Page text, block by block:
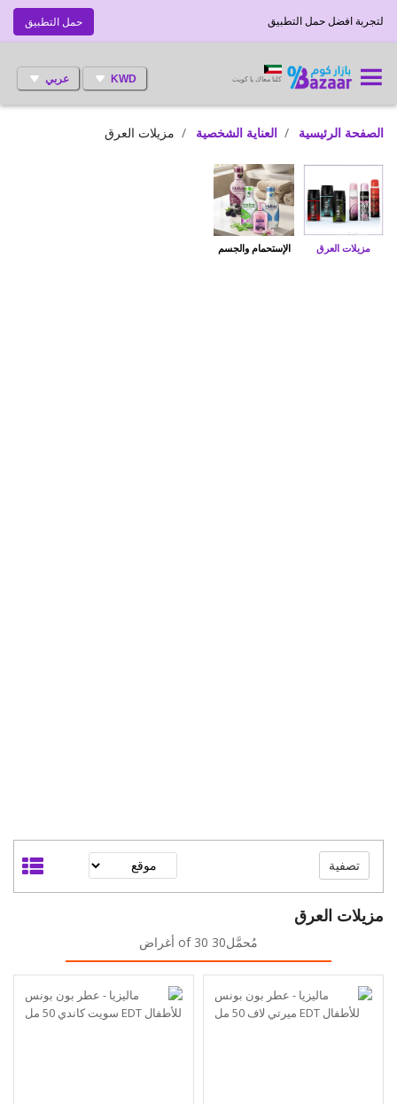
حمل التطبيق لتجربة افضل حمل التطبيق
KWD عربي كلنا معاك يا كويت
الصفحة الرئيسية العناية الشخصية مزيلات العرق
مزيلات العرق الإستحمام والجسم
مزيلات العرق
مُحمَّل30 of 30 أغراض
تصفية